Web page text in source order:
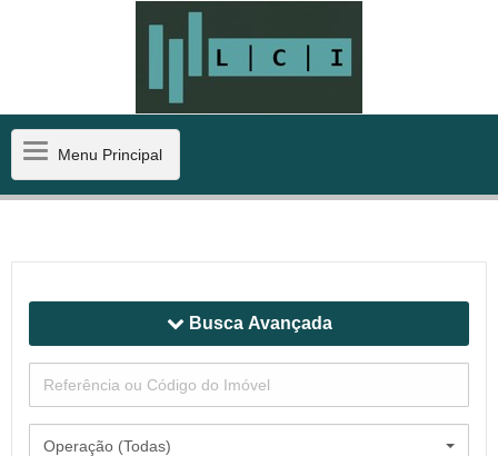
MenuMenu Principal
Busca Avançada
Operação (Todas)